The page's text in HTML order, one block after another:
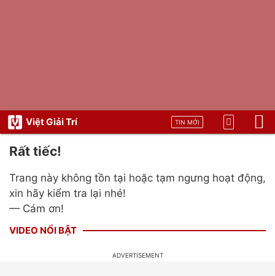
Việt Giải Trí TIN MỚI
Rất tiếc!
Trang này không tồn tại hoặc tạm ngưng hoạt động,
xin hãy kiểm tra lại nhé!
— Cám ơn!
VIDEO NỔI BẬT